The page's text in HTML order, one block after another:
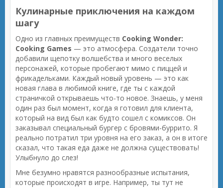
Кулинарные приключения на каждом
шагу
Одно из главных преимуществ Cooking Wonder:
Cooking Games — это атмосфера. Создатели точно
добавили щепотку волшебства и много веселых
персонажей, которые пробегают мимо с пиццей и
фрикадельками. Каждый новый уровень — это как
новая глава в любимой книге, где ты с каждой
страничкой открываешь что-то новое. Знаешь, у меня
один раз был момент, когда я готовил для клиента,
который на вид был как будто сошел с комиксов. Он
заказывал специальный бургер с бровями-буррито. Я
реально потратил три уровня на его заказ, а он в итоге
сказал, что такая еда даже не должна существовать!
Улыбнуло до слез!
Мне безумно нравятся разнообразные испытания,
которые происходят в игре. Например, ты тут не